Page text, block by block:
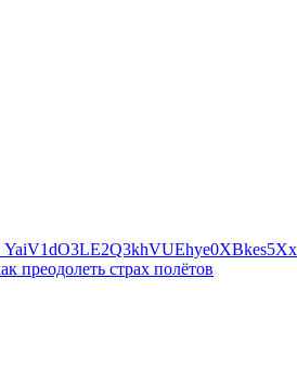
преодолеть страх полётов